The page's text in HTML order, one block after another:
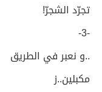
تجرّد الشجرّ!
-3-
..و نعبر في الطريق
مكبلين..ز